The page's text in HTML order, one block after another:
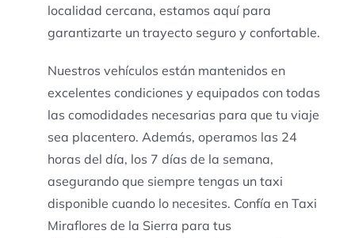
localidad cercana, estamos aquí para
garantizarte un trayecto seguro y confortable.
Nuestros vehículos están mantenidos en
excelentes condiciones y equipados con todas
las comodidades necesarias para que tu viaje
sea placentero. Además, operamos las 24
horas del día, los 7 días de la semana,
asegurando que siempre tengas un taxi
disponible cuando lo necesites. Confía en Taxi
Miraflores de la Sierra para tus